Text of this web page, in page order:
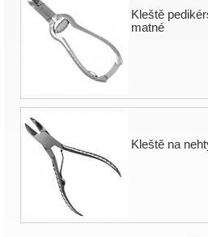
Kleště
matné
Kleště na